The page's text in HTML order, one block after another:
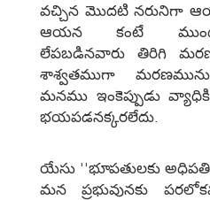
వచ్చిన మొదటి నరునిగా
ఆయన కంటే
లేపబడినవారు తిరిగి
శాశ్వతముగా
మనము ఇంకెప్పుడు
భయపడనక్కరలేదు.
యేసు ''భూపతులకు
మన ప్రభువునకు